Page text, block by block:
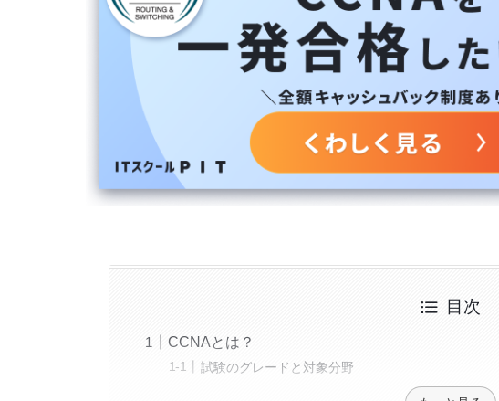
目次
CCNAとは？
試験のグレードと対象分野